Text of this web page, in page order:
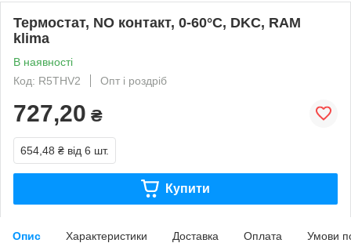
Термостат, NO контакт, 0-60°C, DKC, RAM
klima
В наявності
Код: R5THV2
Опт і роздріб
727,20 ₴
654,48 ₴ від 6 шт.
Купити
Опис Характеристики Доставка Оплата Умови